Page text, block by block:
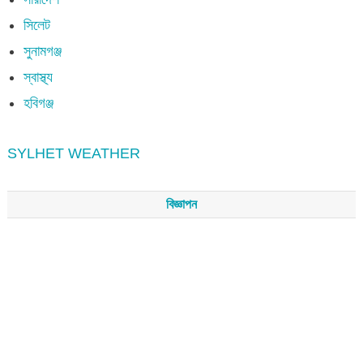
সিলেট
সুনামগঞ্জ
স্বাস্থ্য
হবিগঞ্জ
SYLHET WEATHER
বিজ্ঞাপন